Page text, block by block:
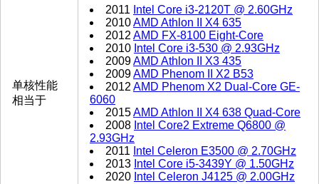
单核性能
相当于
2011 Intel Core i3-2120T @ 2.60GHz
2010AMD Athlon II X4 635
2012AMD FX-8100 Eight-Core
2010 Intel Core i3-530 @ 2.93GHz
2009AMD Athlon II X3 435
2009AMD Phenom II X2 B53
2012AMD Phenom X2 Dual-Core GE-
6060
2015AMD Athlon II X4 638 Quad-Core
2008 Intel Core2 Extreme Q6800 @
2.93GHz
2011 Intel Celeron E3500 @ 2.70GHz
2013 Intel Core i5-3439Y @ 1.50GHz
2020 Intel Celeron J4125 @ 2.00GHz